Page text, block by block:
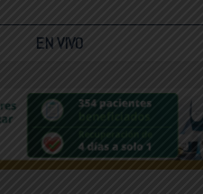
EN VIVO